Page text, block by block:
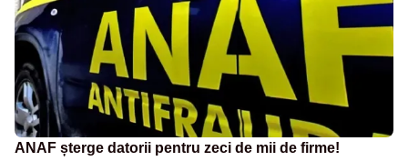
ANAF șterge datorii pentru zeci de mii de firme!